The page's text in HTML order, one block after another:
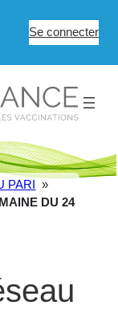
Se connecter
PARI »
DU 24